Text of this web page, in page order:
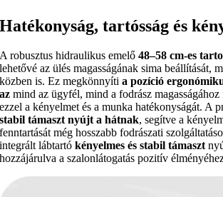
Hatékonyság, tartósság és
A robusztus hidraulikus emelő48–58 cm-es
lehetővé az ülés magasságának sima beállítását,
közben is. Ez megkönnyítia pozíció
az mind az ügyfél, mind a fodrász
ezzel a kényelmet és a munka hatékonyságát. A
stabil támaszt nyújt a hátnak, segítve a
fenntartását még hosszabb fodrászati
integrált lábtartókényelmes és stabil támaszt
hozzájárulva a szalonlátogatás pozitív